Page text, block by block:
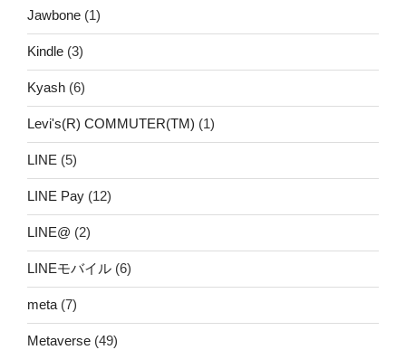
Jawbone (1)
Kindle (3)
Kyash (6)
Levi's(R) COMMUTER(TM) (1)
LINE (5)
LINE Pay (12)
LINE@ (2)
LINEモバイル (6)
meta (7)
Metaverse (49)